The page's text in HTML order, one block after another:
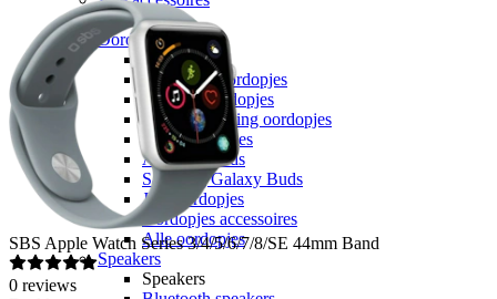
Elektronica
Oordopjes
Oordopjes
Draadloze oordopjes
Bedrade oordopjes
Noise cancelling oordopjes
Sport oordopjes
Apple Airpods
Samsung Galaxy Buds
JBL oordopjes
Oordopjes accessoires
Alle oordopjes
Speakers
Speakers
SBS Apple Watch Series 3/4/5/6/7/8/SE 44mm Band
0 reviews